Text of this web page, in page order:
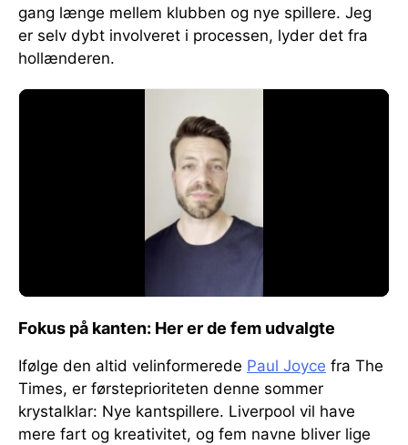
gang længe mellem klubben og nye spillere. Jeg
er selv dybt involveret i processen, lyder det fra
hollænderen.
Fokus på kanten: Her er de fem udvalgte
Ifølge den altid velinformerede Paul Joyce fra The
Times, er førsteprioriteten denne sommer
krystalklar: Nye kantspillere. Liverpool vil have
mere fart og kreativitet, og fem navne bliver lige